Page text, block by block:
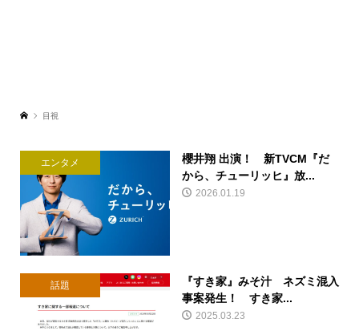
目視
エンタメ
櫻井翔 出演！ 新TVCM『だ
から、チューリッヒ』放...
2026.01.19
話題
『すき家』みそ汁 ネズミ混入
事案発生！ すき家...
2025.03.23